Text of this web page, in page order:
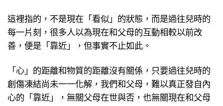
這裡指的，不是現在「看似」的狀態，而是過往兒時的
每一片刻，很多人以為現在和父母的互動相較以前改
善，便是「靠近」，但事實不止如此。
「心」的距離和物質的距離沒有關係，只要過往兒時的
創傷凍結尚未一一化解，我們和父母，難以真正發自內
心的「靠近」，無關父母在世與否，也無關現在和父母